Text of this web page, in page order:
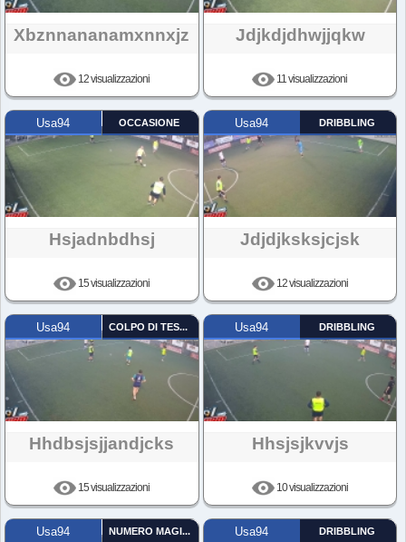
Xbznnananamxnnxjz
12 visualizzazioni
Jdjkdjdhwjjqkw
11 visualizzazioni
Usa94 OCCASIONE
Hsjadnbdhsj
15 visualizzazioni
Usa94 DRIBBLING
Jdjdjksksjcjsk
12 visualizzazioni
Usa94 COLPO DI TESTA
Hhdbsjsjjandjcks
15 visualizzazioni
Usa94 DRIBBLING
Hhsjsjkvvjs
10 visualizzazioni
Usa94 NUMERO MAGICO Usa94 DRIBBLING